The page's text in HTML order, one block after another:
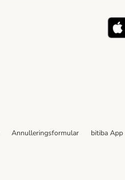
Annulleringsformular bitiba App